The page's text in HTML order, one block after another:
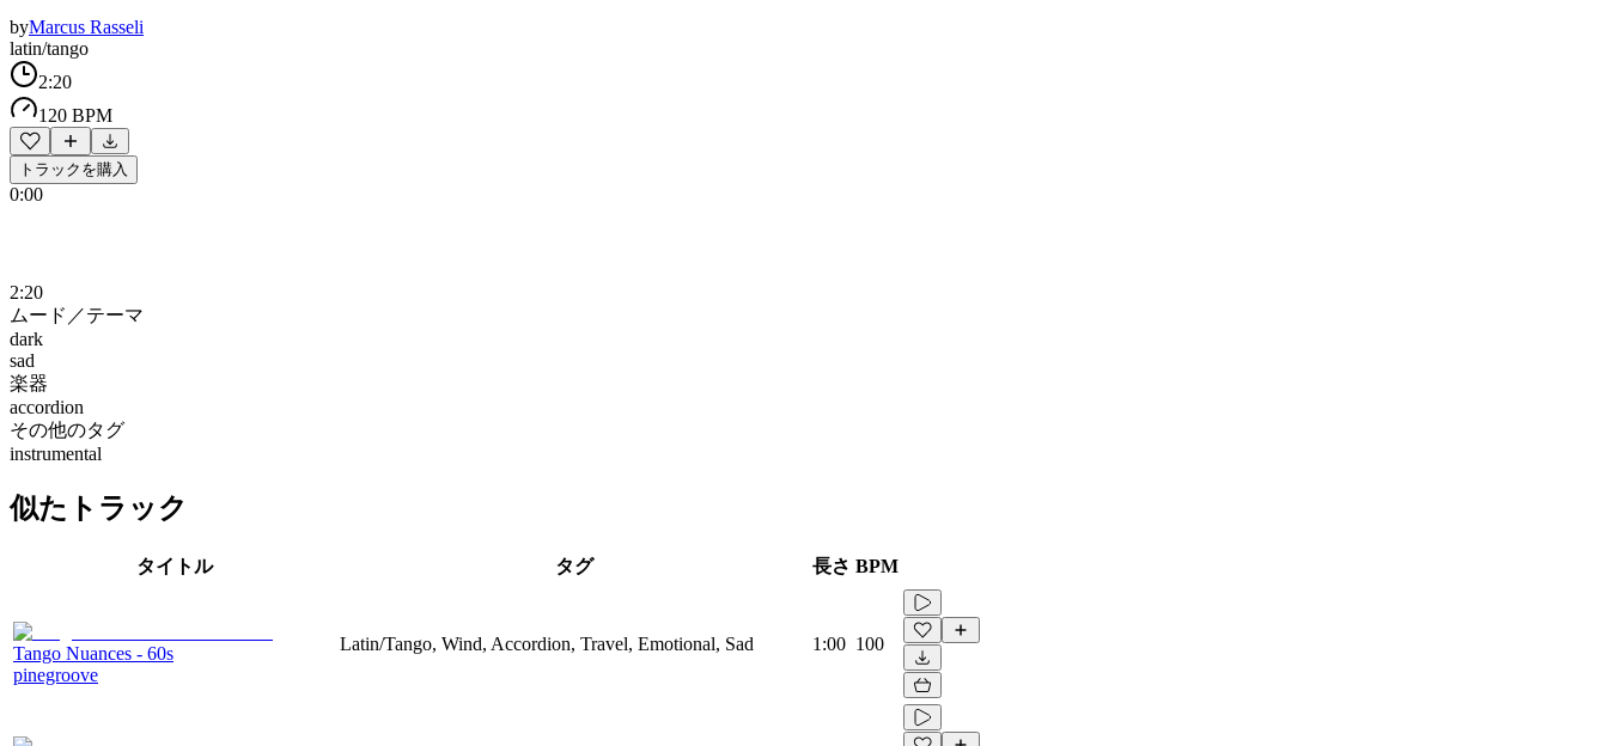
byMarcus Rasseli
latin/tango
2:20
120 BPM
トラックを購入
0:00
2:20
ムード／テーマ
dark
sad
楽器
accordion
その他のタグ
instrumental
似たトラック
タイトル タグ 長さ BPM
Tango Nuances - 60s
pinegroove
Latin/Tango, Wind, Accordion, Travel, Emotional, Sad 1:00 100